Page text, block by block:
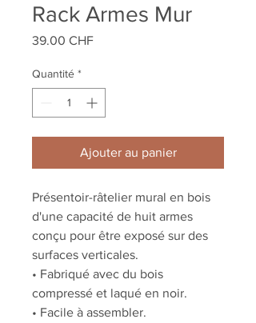
Rack Armes Mur
39.00 CHFPrix
Quantité *
Ajouter au panier
Présentoir-râtelier mural en bois
d'une capacité de huit armes
conçu pour être exposé sur des
surfaces verticales.
• Fabriqué avec du bois
compressé et laqué en noir.
• Facile à assembler.